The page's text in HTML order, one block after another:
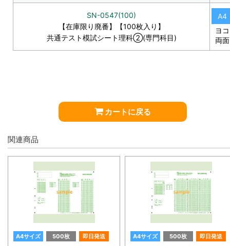
SN-0547(100)
【在庫限り廃番】【100枚入り】
共通テスト模試シート理科②(専門科目)
A4
ヨコ
両面
カートに戻る
関連商品
A4サイズ 500枚 即日発送 A4サイズ 500枚 即日発送